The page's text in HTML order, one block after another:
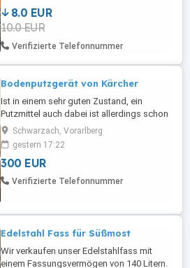
8.0 EUR
10.0 EUR
Verifizierte Telefonnummer
Bodenputzgerät von Kärcher
Ist in einem sehr guten Zustand, ein
Putzmittel auch dabei ist allerdings schon
halb leer!!
Schwarzach, Vorarlberg
gestern 17:22
300 EUR
Verifizierte Telefonnummer
Edelstahl Fass für Süßmost
Wir verkaufen unser Edelstahlfass mit
einem Fassungsvermögen von 140 Litern.